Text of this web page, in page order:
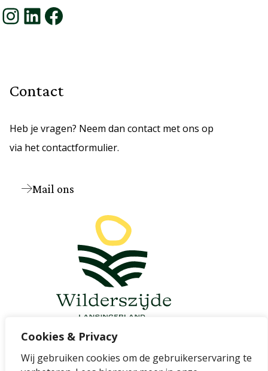
Cookies & Privacy
Wij gebruiken cookies om de gebruikerservaring te
InstagramLinkedIn Facebook
Contact
Heb je vragen? Neem dan contact met ons op
via het contactformulier.
Mail ons
Cookievoorkeuren wijzigen